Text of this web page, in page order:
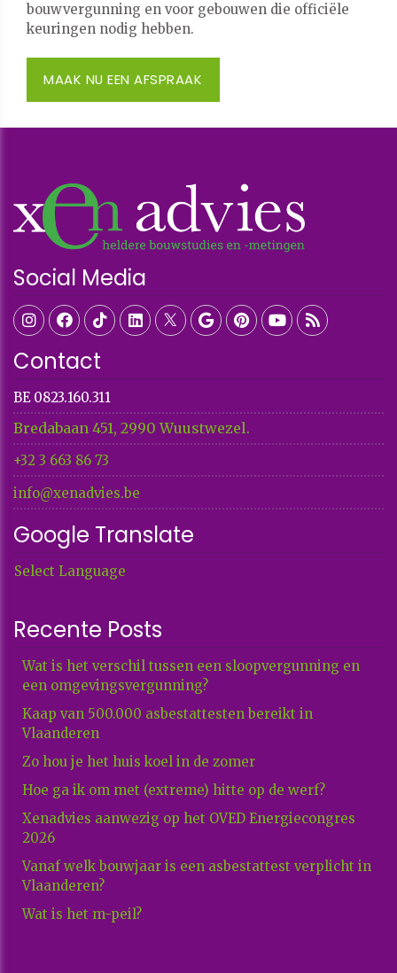
bouwvergunning en voor gebouwen die officiële
keuringen nodig hebben.
MAAK NU EEN AFSPRAAK
Social Media
Contact
BE 0823.160.311
Bredabaan 451, 2990 Wuustwezel.
+32 3 663 86 73​​​​​​​
info@xenadvies.be
Google Translate
Select Language
Recente Posts
Wat is het verschil tussen een sloopvergunning en
een omgevingsvergunning?
Kaap van 500.000 asbestattesten bereikt in
Vlaanderen
Zo hou je het huis koel in de zomer
Hoe ga ik om met (extreme) hitte op de werf?
Xenadvies aanwezig op het OVED Energiecongres
2026
Vanaf welk bouwjaar is een asbestattest verplicht in
Vlaanderen?
Wat is het m-peil?